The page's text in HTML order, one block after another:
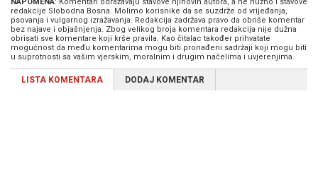
redakcije Slobodna Bosna. Molimo korisnike da se suzdrže od vrijeđanja,
psovanja i vulgarnog izražavanja. Redakcija zadržava pravo da obriše komentar
bez najave i objašnjenja. Zbog velikog broja komentara redakcija nije dužna
obrisati sve komentare koji krše pravila. Kao čitalac također prihvatate
mogućnost da među komentarima mogu biti pronađeni sadržaji koji mogu biti
u suprotnosti sa vašim vjerskim, moralnim i drugim načelima i uvjerenjima.
LISTA KOMENTARA DODAJ KOMENTAR